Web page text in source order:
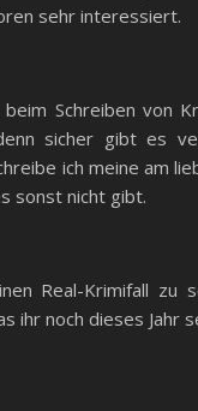
sehr interessiert.
Schreiben von
sicher gibt es
ich meine am
sonst nicht gibt.
Real-Krimifall zu
ihr noch dieses Jahr